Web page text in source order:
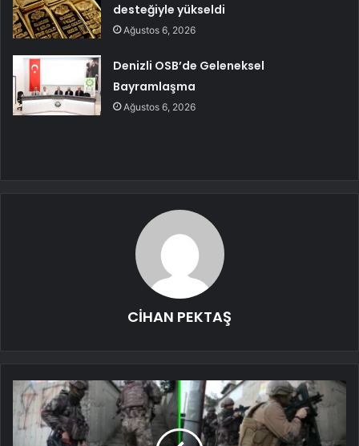
desteğiyle yükseldi
Ağustos 6, 2026
Denizli OSB’de Geleneksel
Bayramlaşma
Ağustos 6, 2026
CİHAN PEKTAŞ